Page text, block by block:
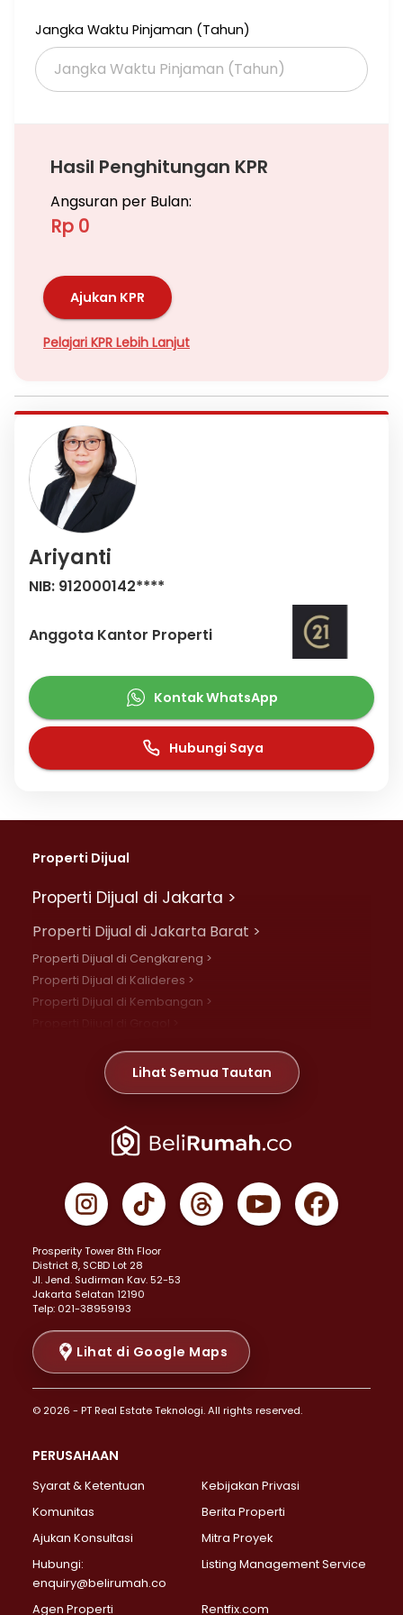
Jangka Waktu Pinjaman (Tahun)
Hasil Penghitungan KPR
Angsuran per Bulan:
Rp 0
Ajukan KPR
Pelajari KPR Lebih Lanjut
Ariyanti
NIB: 912000142****
Anggota Kantor Properti
Kontak WhatsApp
Hubungi Saya
Properti Dijual
Properti Dijual di Jakarta >
Properti Dijual di Jakarta Barat >
Properti Dijual di Cengkareng >
Properti Dijual di Kalideres >
Properti Dijual di Kembangan >
Properti Dijual di Meruya >
Properti Dijual di Jelambar >
Properti Dijual di Jakarta Pusat >
Properti Dijual di Gambir >
Properti Dijual di Johar Baru >
Properti Dijual di Menteng >
Properti Dijual di Senen >
Properti Dijual di Tanah Abang >
Properti Dijual di Cikini >
Properti Dijual di Kramat >
Properti Dijual di Pasar Baru >
Properti Dijual di Bendungan Hilir >
Properti Dijual di Jakarta Selatan >
Properti Dijual di Lebak Bulus >
Properti Dijual di Gandaria Selatan >
Properti Dijual di Pondok Labu >
Properti Dijual di Lenteng Agung >
Properti Dijual di Senayan >
Lihat Semua Tautan
Prosperity Tower 8th Floor
District 8, SCBD Lot 28
JI. Jend. Sudirman Kav. 52-53
Jakarta Selatan 12190
Telp: 021-38959193
Lihat di Google Maps
© 2026 - PT Real Estate Teknologi. All rights reserved.
PERUSAHAAN
Syarat & Ketentuan
Kebijakan Privasi
Komunitas
Berita Properti
Ajukan Konsultasi
Mitra Proyek
Hubungi:
enquiry@belirumah.co
Listing Management Service
Agen Properti Rentfix.com